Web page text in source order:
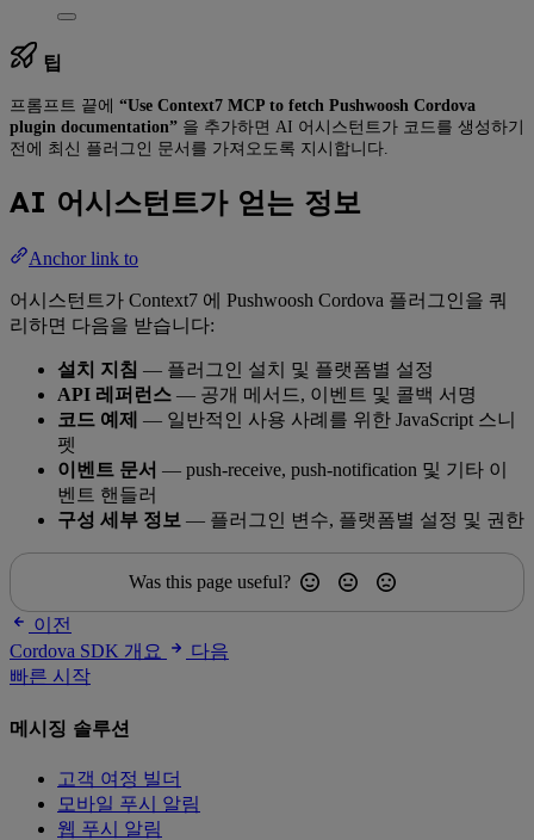
팁
프롬프트 끝에 “Use Context7 MCP to fetch Pushwoosh Cordova
plugin documentation” 을 추가하면 AI 어시스턴트가 코드를 생성하기
전에 최신 플러그인 문서를 가져오도록 지시합니다.
AI 어시스턴트가 얻는 정보
Anchor link to
어시스턴트가 Context7 에 Pushwoosh Cordova 플러그인을 쿼
리하면 다음을 받습니다:
설치 지침 — 플러그인 설치 및 플랫폼별 설정
API 레퍼런스 — 공개 메서드, 이벤트 및 콜백 서명
코드 예제 — 일반적인 사용 사례를 위한 JavaScript 스니
펫
이벤트 문서 — push-receive, push-notification 및 기타 이
벤트 핸들러
구성 세부 정보 — 플러그인 변수, 플랫폼별 설정 및 권한
Was this page useful?
이전
Cordova SDK 개요
다음
빠른 시작
메시징 솔루션
고객 여정 빌더
모바일 푸시 알림
웹 푸시 알림